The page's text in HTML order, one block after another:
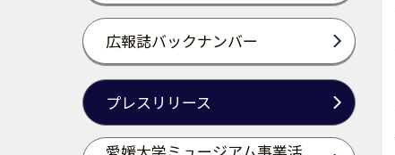
広報誌バックナンバー
プレスリリース